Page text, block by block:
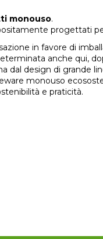
monouso.
progettati
in favore di
anche qui,
dal design di grande
monouso
e praticità.